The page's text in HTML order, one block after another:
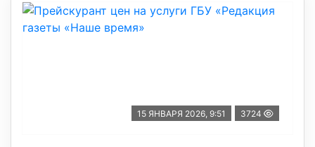
15 ЯНВАРЯ 2026, 9:51 3724